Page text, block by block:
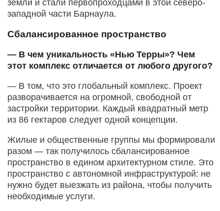
земли и стали первопроходцами в этой северо-
западной части Барнаула.
Сбалансированное пространство
— В чем уникальность «Нью Терры»? Чем
этот комплекс отличается от любого другого?
— В том, что это глобальный комплекс. Проект
разворачивается на огромной, свободной от
застройки территории. Каждый квадратный метр
из 86 гектаров следует одной концепции.
Жилые и общественные группы мы формировали
разом — так получилось сбалансированное
пространство в едином архитектурном стиле. Это
пространство с автономной инфраструктурой: не
нужно будет выезжать из района, чтобы получить
необходимые услуги.